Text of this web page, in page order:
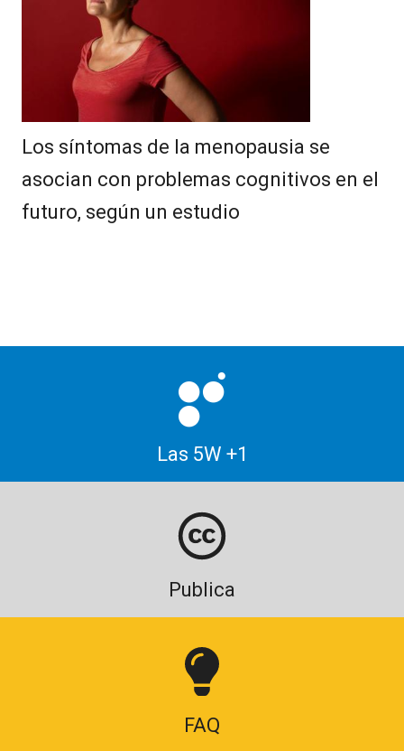
Los síntomas de la menopausia se
asocian con problemas cognitivos en el
futuro, según un estudio
Las 5W +1
Publica
FAQ